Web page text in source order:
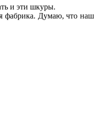
и эти шкуры.
фабрика. Думаю, что наш